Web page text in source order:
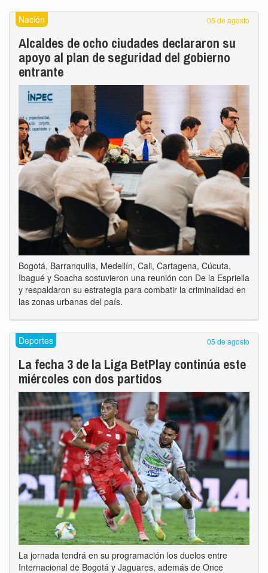
Nación 05 de agosto
Alcaldes de ocho ciudades declararon su
apoyo al plan de seguridad del gobierno
entrante
Bogotá, Barranquilla, Medellín, Cali, Cartagena, Cúcuta,
Ibagué y Soacha sostuvieron una reunión con De la Espriella
y respaldaron su estrategia para combatir la criminalidad en
las zonas urbanas del país.
Deportes 05 de agosto
La fecha 3 de la Liga BetPlay continúa este
miércoles con dos partidos
La jornada tendrá en su programación los duelos entre
Internacional de Bogotá y Jaguares, además de Once